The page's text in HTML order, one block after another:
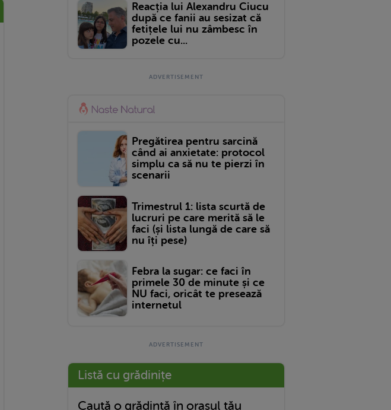
Reacția lui Alexandru Ciucu
după ce fanii au sesizat că
fetițele lui nu zâmbesc în
pozele cu...
Pregătirea pentru sarcină
când ai anxietate: protocol
simplu ca să nu te pierzi în
scenarii
Trimestrul 1: lista scurtă de
lucruri pe care merită să le
faci (și lista lungă de care să
nu îți pese)
Febra la sugar: ce faci în
primele 30 de minute și ce
NU faci, oricât te presează
internetul
Listă cu grădinițe
Caută o grădință în orașul tău